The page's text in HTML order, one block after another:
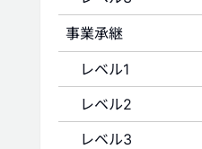
事業承継
レベル1
レベル2
レベル3